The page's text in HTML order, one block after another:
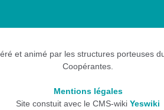
et animé par les structures porteuses
Coopérantes.
Mentions légales
Site constuit avec le CMS-wikiYeswiki